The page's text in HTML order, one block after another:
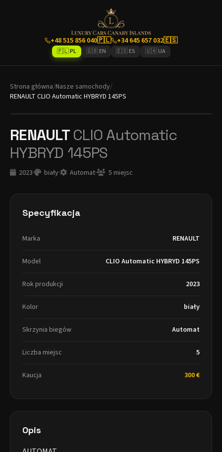
+48 515 856 040🇵🇱 +34 645 657 032🇪🇸
🇵🇱 PL 🇬🇧 EN 🇪🇸 ES 🇺🇦 UA
Strona główna/Nasze samochody/
RENAULT CLIO Automatic HYBRYD 145PS
RENAULT CLIO Automatic
HYBRYD 145PS
2023· biały· Automat· 5 miejsc
Specyfikacja
Marka RENAULT
Model CLIO Automatic HYBRYD 145PS
Rok produkcji 2023
Kolor biały
Skrzynia biegów Automat
Liczba miejsc 5
Kaucja 300 €
Opis